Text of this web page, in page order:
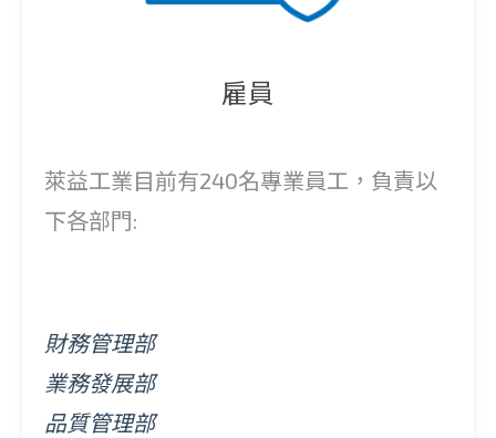
雇員
萊益工業目前有240名專業員工，負責以
下各部門:
財務管理部
業務發展部
品質管理部